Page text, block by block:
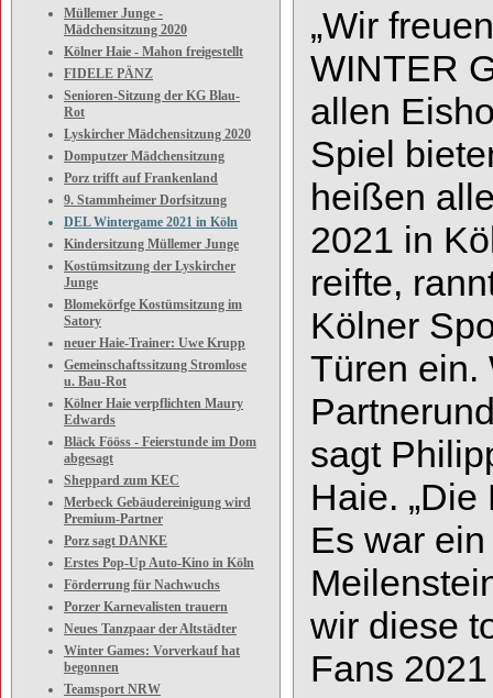
Müllemer Junge -
Mädchensitzung 2020
Kölner Haie - Mahon freigestellt
FIDELE PÄNZ
Senioren-Sitzung der KG Blau-
Rot
Lyskircher Mädchensitzung 2020
Domputzer Mädchensitzung
Porz trifft auf Frankenland
9. Stammheimer Dorfsitzung
DEL Wintergame 2021 in Köln
Kindersitzung Müllemer Junge
Kostümsitzung der Lyskircher
Junge
Blomekörfge Kostümsitzung im
Satory
neuer Haie-Trainer: Uwe Krupp
Gemeinschaftssitzung Stromlose
u. Bau-Rot
Kölner Haie verpflichten Maury
Edwards
Bläck Fööss - Feierstunde im Dom
abgesagt
Sheppard zum KEC
Merbeck Gebäudereinigung wird
Premium-Partner
Porz sagt DANKE
Erstes Pop-Up Auto-Kino in Köln
Förderrung für Nachwuchs
Porzer Karnevalisten trauern
Neues Tanzpaar der Altstädter
Winter Games: Vorverkauf hat
begonnen
Teamsport NRW
„Wir
WINTER
allen
Spiel
heißen
2021 in
reifte,
Kölner
Türen ein.
Partner
sagt
Haie. „Die
Es war
wir diese
Fans